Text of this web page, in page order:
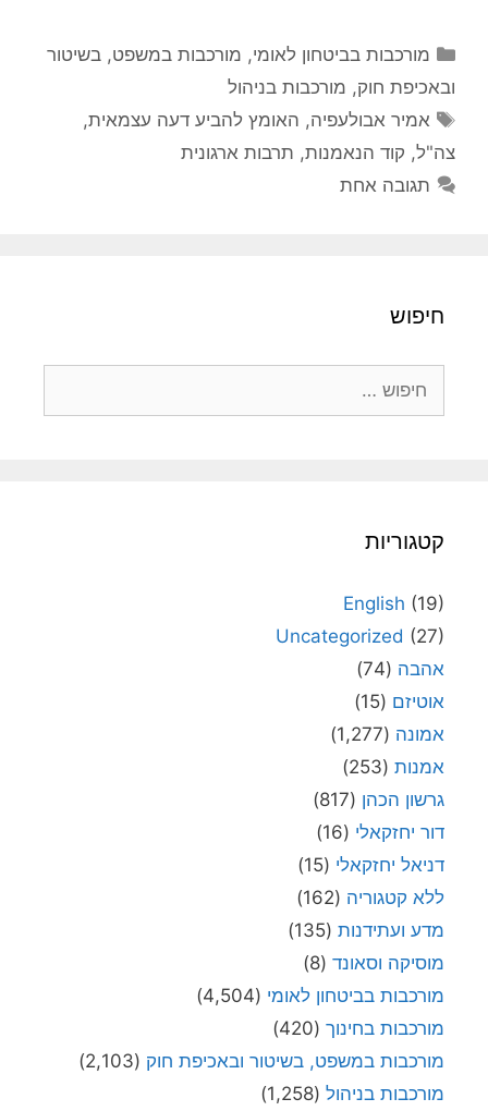
קטגוריות
מורכבות בביטחון לאומי, מורכבות במשפט, בשיטור
ובאכיפת חוק, מורכבות בניהול
תגיות
אמיר אבולעפיה, האומץ להביע דעה עצמאית,
צה"ל, קוד הנאמנות, תרבות ארגונית
תגובה אחת
חיפוש
קטגוריות
English (19)
Uncategorized (27)
אהבה (74)
אוטיזם (15)
אמונה (1,277)
אמנות (253)
גרשון הכהן (817)
דור יחזקאלי (16)
דניאל יחזקאלי (15)
ללא קטגוריה (162)
מדע ועתידנות (135)
מוסיקה וסאונד (8)
מורכבות בביטחון לאומי (4,504)
מורכבות בחינוך (420)
מורכבות במשפט, בשיטור ובאכיפת חוק (2,103)
מורכבות בניהול (1,258)